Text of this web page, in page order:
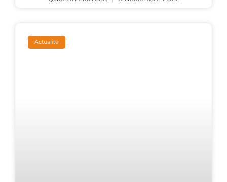
Actualité